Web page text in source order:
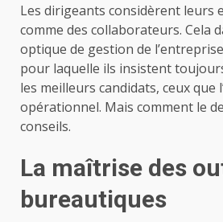
Les dirigeants considèrent leurs
comme des collaborateurs. Cela
optique de gestion de
pour laquelle ils insistent
les meilleurs candidats, ceux que
opérationnel. Mais comment le
conseils.
La maîtrise des
bureautiques